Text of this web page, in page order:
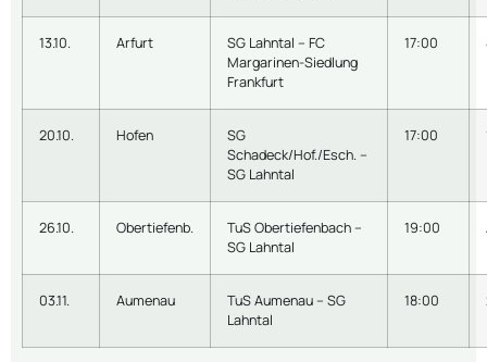
13.10. Arfurt
SG Lahntal – FC
Margarinen-Siedlung
Frankfurt
17:00
20.10. Hofen
SG
Schadeck/Hof./Esch. –
SG Lahntal
17:00
26.10. Obertiefenb.
TuS Obertiefenbach –
SG Lahntal
19:00
03.11. Aumenau
TuS Aumenau – SG
Lahntal
18:00